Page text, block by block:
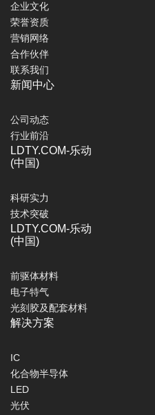
企业文化
荣誉资质
营销网络
合作伙伴
联系我们
新闻中心
公司动态
行业前沿
LDTY.COM-乐动
(中国)
科研实力
技术突破
LDTY.COM-乐动
(中国)
前驱体材料
电子特气
光刻胶及配套材料
解决方案
IC
化合物半导体
LED
光伏